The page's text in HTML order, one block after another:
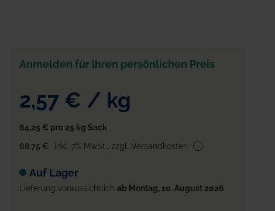
Anmelden für Ihren persönlichen Preis
2,57 € / kg
64,25 € pro 25 kg Sack
68,75 €
inkl. 7% MwSt. zzgl. Versandkosten
Auf Lager
Lieferung voraussichtlich ab Montag, 10. August 2026